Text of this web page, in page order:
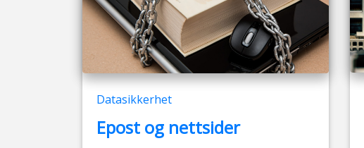
Datasikkerhet
Epost og nettsider